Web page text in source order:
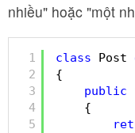
nhiều" hoặc "một
1
2
3
4
5
class Post
{
public
{